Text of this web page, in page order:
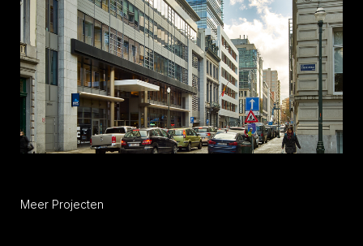
Meer Projecten